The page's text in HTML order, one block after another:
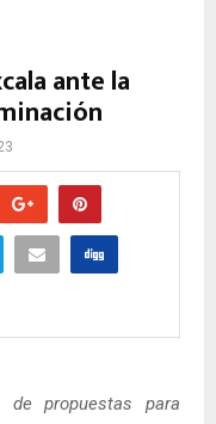
ante la
de propuestas para